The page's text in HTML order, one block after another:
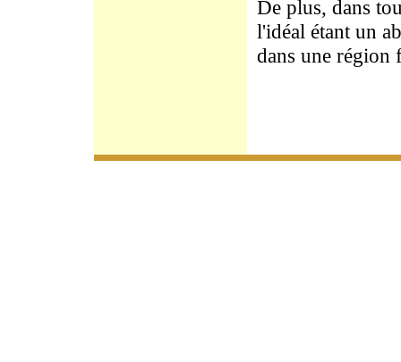
De plus, dans
l'idéal étant un
dans une région